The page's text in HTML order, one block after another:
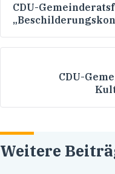
CDU-
CDU-
Weitere